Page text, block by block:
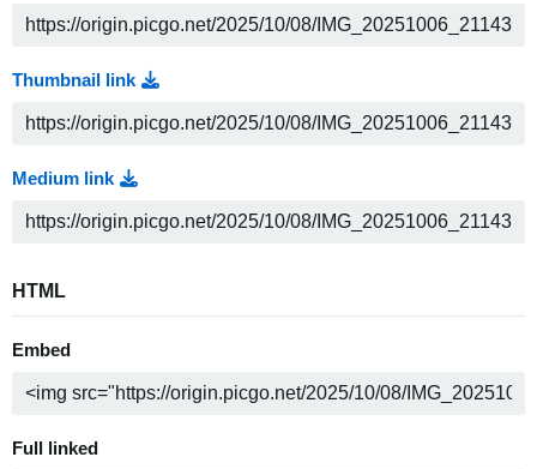
Thumbnail link
Medium link
HTML
Embed
Full linked